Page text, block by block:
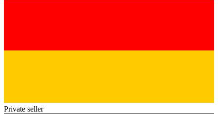
Private seller